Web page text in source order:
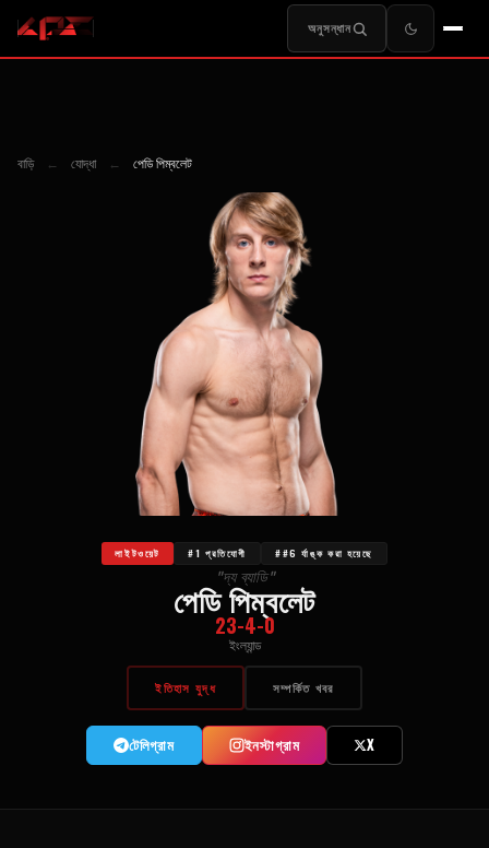
অনুসন্ধান
বাড়ি ← যোদ্ধা ← পেডি পিম্বলেট
লাইটওয়েট #1 প্রতিযোগী ##6 র্যাঙ্ক করা হয়েছে
"দ্য ব্যাডি"
পেডি পিম্বলেট
23-4-0
ইংল্যান্ড
ইতিহাস যুদ্ধ সম্পর্কিত খবর
টেলিগ্রাম ইনস্টাগ্রাম X